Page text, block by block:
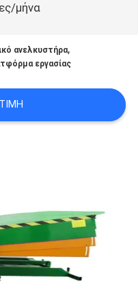
μήνα
ανελκυστήρα,
εργασίας